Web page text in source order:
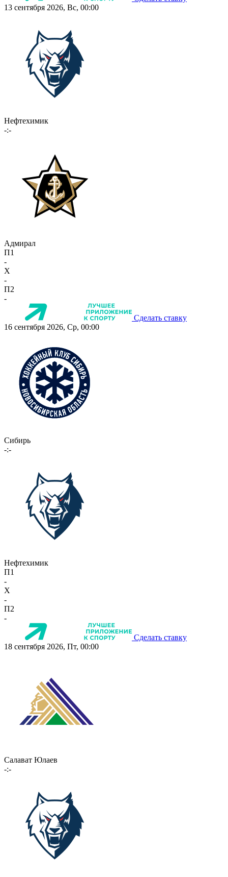
13 сентября 2026, Вс, 00:00
Нефтехимик
-:-
Адмирал
П1
-
X
-
П2
-
Сделать ставку
16 сентября 2026, Ср, 00:00
Сибирь
-:-
Нефтехимик
П1
-
X
-
П2
-
Сделать ставку
18 сентября 2026, Пт, 00:00
Салават Юлаев
-:-